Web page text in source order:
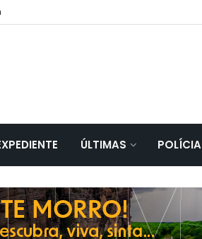
ÚLTIMAS POLÍCIA